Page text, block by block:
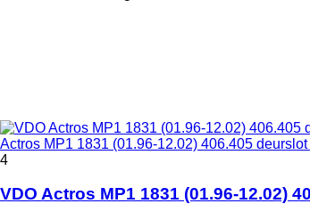
Actros MP1 1831 (01.96-12.02) 406.405
4
VDO Actros MP1 1831 (01.96-12.02)